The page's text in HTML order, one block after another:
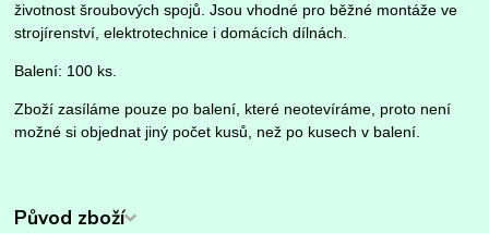
životnost šroubových spojů. Jsou vhodné pro běžné montáže ve
strojírenství, elektrotechnice i domácích dílnách.
Balení: 100 ks.
Zboží zasíláme pouze po balení, které neotevíráme, proto není
možné si objednat jiný počet kusů, než po kusech v balení.
Původ zboží